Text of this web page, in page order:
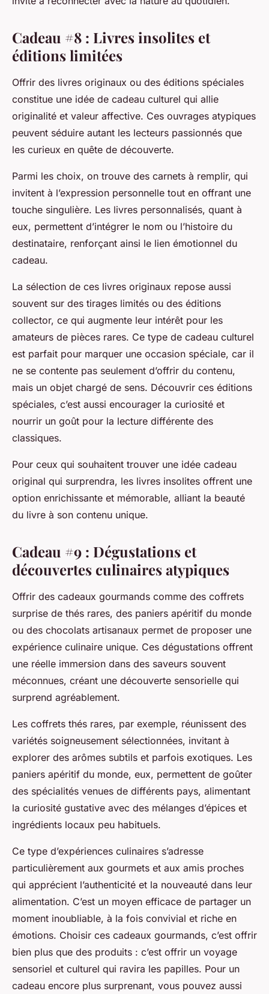
Cadeau #8 : Livres insolites et
éditions limitées
Offrir des livres originaux ou des éditions spéciales
constitue une idée de cadeau culturel qui allie
originalité et valeur affective. Ces ouvrages atypiques
peuvent séduire autant les lecteurs passionnés que
les curieux en quête de découverte.
Parmi les choix, on trouve des carnets à remplir, qui
invitent à l’expression personnelle tout en offrant une
touche singulière. Les livres personnalisés, quant à
eux, permettent d’intégrer le nom ou l’histoire du
destinataire, renforçant ainsi le lien émotionnel du
cadeau.
La sélection de ces livres originaux repose aussi
souvent sur des tirages limités ou des éditions
collector, ce qui augmente leur intérêt pour les
amateurs de pièces rares. Ce type de cadeau culturel
est parfait pour marquer une occasion spéciale, car il
ne se contente pas seulement d’offrir du contenu,
mais un objet chargé de sens. Découvrir ces éditions
spéciales, c’est aussi encourager la curiosité et
nourrir un goût pour la lecture différente des
classiques.
Pour ceux qui souhaitent trouver une idée cadeau
original qui surprendra, les livres insolites offrent une
option enrichissante et mémorable, alliant la beauté
du livre à son contenu unique.
Cadeau #9 : Dégustations et
découvertes culinaires atypiques
Offrir des cadeaux gourmands comme des coffrets
surprise de thés rares, des paniers apéritif du monde
ou des chocolats artisanaux permet de proposer une
expérience culinaire unique. Ces dégustations offrent
une réelle immersion dans des saveurs souvent
méconnues, créant une découverte sensorielle qui
surprend agréablement.
Les coffrets thés rares, par exemple, réunissent des
variétés soigneusement sélectionnées, invitant à
explorer des arômes subtils et parfois exotiques. Les
paniers apéritif du monde, eux, permettent de goûter
des spécialités venues de différents pays, alimentant
la curiosité gustative avec des mélanges d’épices et
ingrédients locaux peu habituels.
Ce type d’expériences culinaires s’adresse
particulièrement aux gourmets et aux amis proches
qui apprécient l’authenticité et la nouveauté dans leur
alimentation. C’est un moyen efficace de partager un
moment inoubliable, à la fois convivial et riche en
émotions. Choisir ces cadeaux gourmands, c’est offrir
bien plus que des produits : c’est offrir un voyage
sensoriel et culturel qui ravira les papilles. Pour un
cadeau encore plus surprenant, vous pouvez aussi